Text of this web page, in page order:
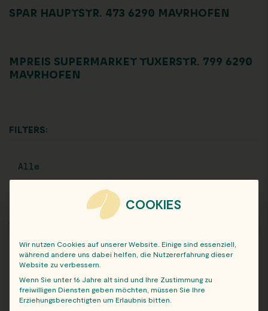
SPAR HAUPTSTR. 473 6290 MAYRHOFEN
MPREIS SUPERMARKET TUXERSTR. 799 6290
MAYRHOFEN
FILTERS:
Alle
ARCHIV
COOKIES
Wir nutzen Cookies auf unserer Website. Einige sind essenziell,
während andere uns dabei helfen, die Nutzererfahrung dieser
Website zu verbessern.
Wenn Sie unter 16 Jahre alt sind und Ihre Zustimmung zu
freiwilligen Diensten geben möchten, müssen Sie Ihre
Erziehungsberechtigten um Erlaubnis bitten.